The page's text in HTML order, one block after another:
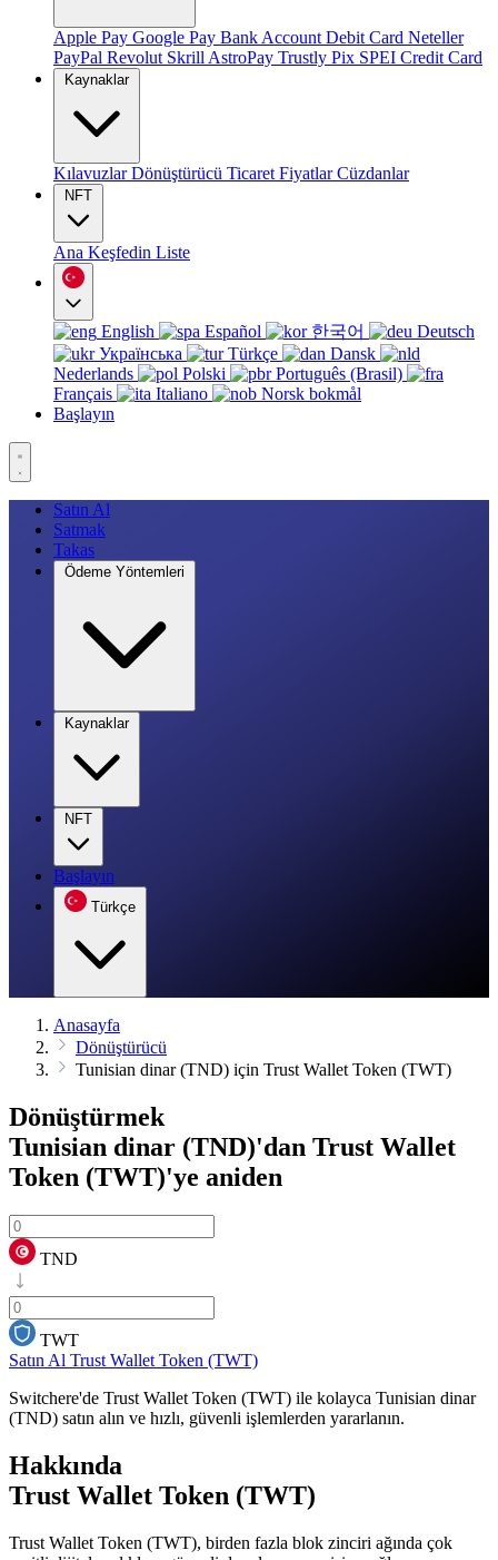
Apple Pay Google Pay Bank Account Debit Card Neteller
PayPal Revolut Skrill AstroPay Trustly Pix SPEI Credit Card
Kaynaklar
KılavuzlarDönüştürücü Ticaret FiyatlarCüzdanlar
NFT
Ana Keşfedin Liste
English Español 한국어
Deutsch
Українська
Türkçe
Dansk
Nederlands
Polski
Português (Brasil)
Français
Italiano
Norsk bokmål
Başlayın
Satın Al
Satmak
Takas
Ödeme Yöntemleri
Kaynaklar
NFT
Başlayın
Türkçe
Anasayfa
Dönüştürücü
Tunisian dinar (TND) için Trust Wallet Token (TWT)
Dönüştürmek
Tunisian dinar (TND)'dan Trust Wallet
Token (TWT)'ye aniden
TND
TWT
Satın Al Trust Wallet Token (TWT)
Switchere'de Trust Wallet Token (TWT) ile kolayca Tunisian dinar
(TND) satın alın ve hızlı, güvenli işlemlerden yararlanın.
Hakkında
Trust Wallet Token (TWT)
Trust Wallet Token (TWT), birden fazla blok zinciri ağında çok